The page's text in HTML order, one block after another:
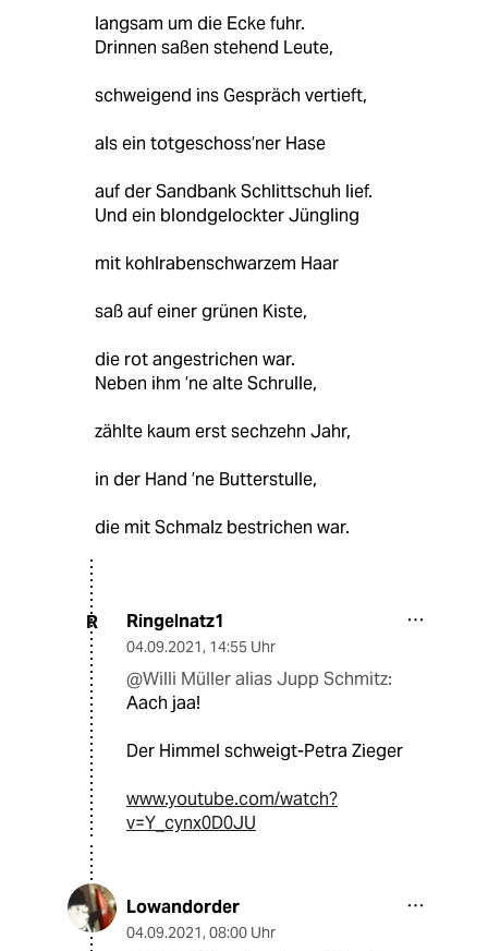
langsam um die Ecke fuhr.
Drinnen saßen stehend Leute,
schweigend ins Gespräch vertieft,
als ein totgeschoss’ner Hase
auf der Sandbank Schlittschuh lief.
Und ein blondgelockter Jüngling
mit kohlrabenschwarzem Haar
saß auf einer grünen Kiste,
die rot angestrichen war.
Neben ihm ’ne alte Schrulle,
zählte kaum erst sechzehn Jahr,
in der Hand ’ne Butterstulle,
die mit Schmalz bestrichen war.
R Ringelnatz1
04.09.2021, 14:55 Uhr
@Willi Müller alias Jupp Schmitz:
Aach jaa!
Der Himmel schweigt-Petra Zieger
www.youtube.com/watch?
v=Y_cynx0D0JU
Lowandorder
04.09.2021, 08:00 Uhr